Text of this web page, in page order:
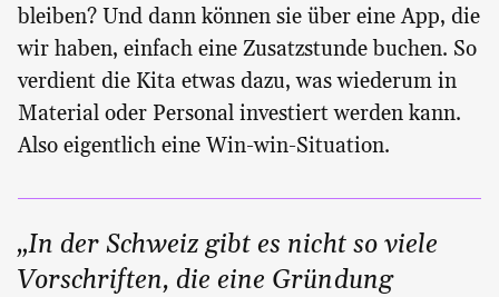
bleiben? Und dann können sie über eine App, die
wir haben, einfach eine Zusatzstunde buchen. So
verdient die Kita etwas dazu, was wiederum in
Material oder Personal investiert werden kann.
Also eigentlich eine Win-win-Situation.
„In der Schweiz gibt es nicht so viele
Vorschriften, die eine Gründung